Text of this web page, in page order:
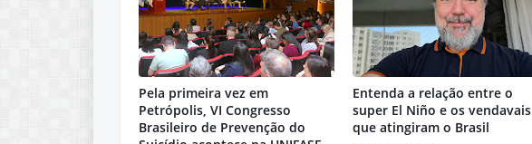
Pela primeira vez em
Petrópolis, VI Congresso
Brasileiro de Prevenção do
Entenda a relação entre o
super El Niño e os vendavais
que atingiram o Brasil